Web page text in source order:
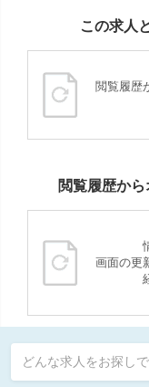
この求人
閲覧履歴
閲覧履歴か
画面の更
どんな求人をお探し